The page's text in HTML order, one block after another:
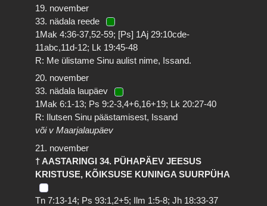
19. november
33. nädala reede
1Mak 4:36-37,52-59; [Ps] 1Aj 29:10cde-
11abc,11d-12; Lk 19:45-48
R: Me ülistame Sinu aulist nime, Issand.
20. november
33. nädala laupäev
1Mak 6:1-13; Ps 9:2-3,4+6,16+19; Lk 20:27-40
R: Ilutsen Sinu päästamisest, Issand
või v Maarjalaupäev
21. november
† AASTARINGI 34. PÜHAPÄEV JEESUS
KRISTUSE, KÕIKSUSE KUNINGA SUURPÜHA
Tn 7:13-14; Ps 93:1,2+5; Ilm 1:5-8; Jh 18:33-37